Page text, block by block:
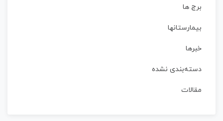
برج ها
بیمارستانها
خبرها
دسته‌بندی نشده
مقالات